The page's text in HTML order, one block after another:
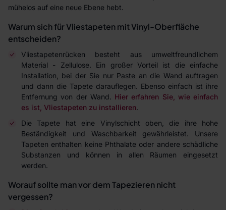
mühelos auf eine neue Ebene hebt.
Warum sich für Vliestapeten mit Vinyl-Oberfläche
entscheiden?
Vliestapetenrücken besteht aus umweltfreundlichem
Material - Zellulose. Ein großer Vorteil ist die einfache
Installation, bei der Sie nur Paste an die Wand auftragen
und dann die Tapete darauflegen. Ebenso einfach ist ihre
Entfernung von der Wand. Hier erfahren Sie, wie einfach
es ist, Vliestapeten zu installieren.
Die Tapete hat eine Vinylschicht oben, die ihre hohe
Beständigkeit und Waschbarkeit gewährleistet. Unsere
Tapeten enthalten keine Phthalate oder andere schädliche
Substanzen und können in allen Räumen eingesetzt
werden.
Worauf sollte man vor dem Tapezieren nicht
vergessen?